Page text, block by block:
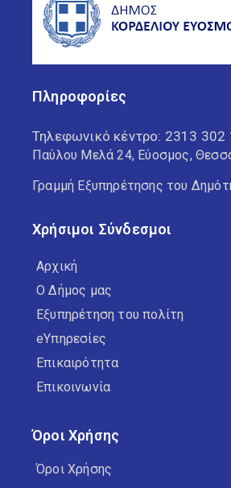
Πληροφορίες
Τηλεφωνικό κέντρο: 2313 302
Παύλου Μελά 24, Εύοσμος,
Γραμμή Εξυπηρέτησης του
Χρήσιμοι Σύνδεσμοι
Αρχική
Ο Δήμος μας
Εξυπηρέτηση του πολίτη
eΥπηρεσίες
Επικαιρότητα
Επικοινωνία
Όροι Χρήσης
Όροι Χρήσης